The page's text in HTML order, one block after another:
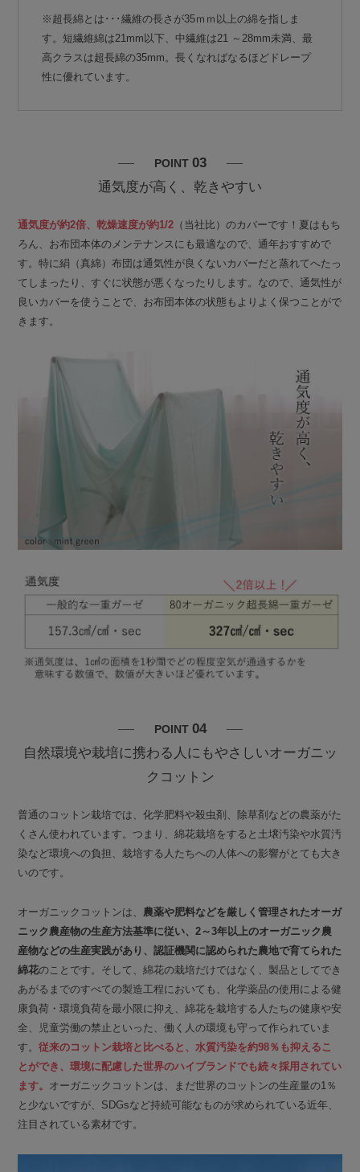
※超長綿とは･･･繊維の長さが35ｍｍ以上の綿を指しま
す。短繊維綿は21mm以下、中繊維は21 ～28mm未満、最
高クラスは超長綿の35mm。長くなればなるほどドレープ
性に優れています。
POINT 03
通気度が高く、乾きやすい
通気度が約2倍、乾燥速度が約1/2 （当社比）のカバーです！夏はもち
ろん、お布団本体のメンテナンスにも最適なので、通年おすすめで
す。特に絹（真綿）布団は通気性が良くないカバーだと蒸れてへたっ
てしまったり、すぐに状態が悪くなったりします。なので、通気性が
良いカバーを使うことで、お布団本体の状態もよりよく保つことがで
きます。
POINT 04
自然環境や栽培に携わる人にもやさしいオーガニッ
クコットン
普通のコットン栽培では、化学肥料や殺虫剤、除草剤などの農薬がた
くさん使われています。つまり、綿花栽培をすると土壌汚染や水質汚
染など環境への負担、栽培する人たちへの人体への影響がとても大き
いのです。
オーガニックコットンは、 農薬や肥料などを厳しく管理されたオーガ
ニック農産物の生産方法基準に従い、2～3年以上のオーガニック農
産物などの生産実践があり、認証機関に認められた農地で育てられた
綿花のことです。そして、綿花の栽培だけではなく、製品としてでき
あがるまでのすべての製造工程においても、化学薬品の使用による健
康負荷・環境負荷を最小限に抑え、綿花を栽培する人たちの健康や安
全、児童労働の禁止といった、働く人の環境も守って作られていま
す。従来のコットン栽培と比べると、水質汚染を約98％も抑えるこ
とができ、環境に配慮した世界のハイブランドでも続々採用されてい
ます。 オーガニックコットンは、まだ世界のコットンの生産量の1％
と少ないですが、SDGsなど持続可能なものが求められている近年、
注目されている素材です。